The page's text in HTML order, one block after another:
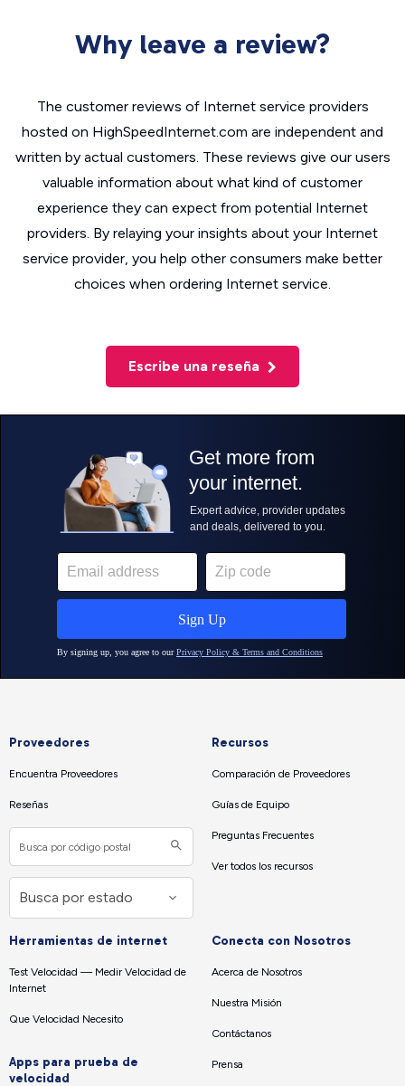
Why leave a review?
The customer reviews of Internet service providers
hosted on HighSpeedInternet.com are independent and
written by actual customers. These reviews give our users
valuable information about what kind of customer
experience they can expect from potential Internet
providers. By relaying your insights about your Internet
service provider, you help other consumers make better
choices when ordering Internet service.
Escribe una reseña
Proveedores
Encuentra Proveedores
Reseñas
Recursos
Comparación de Proveedores
Guías de Equipo
Preguntas Frecuentes
Ver todos los recursos
Herramientas de internet
Test Velocidad — Medir Velocidad de
Internet
Que Velocidad Necesito
Apps para prueba de
velocidad
Conecta con Nosotros
Acerca de Nosotros
Nuestra Misión
Contáctanos
Prensa